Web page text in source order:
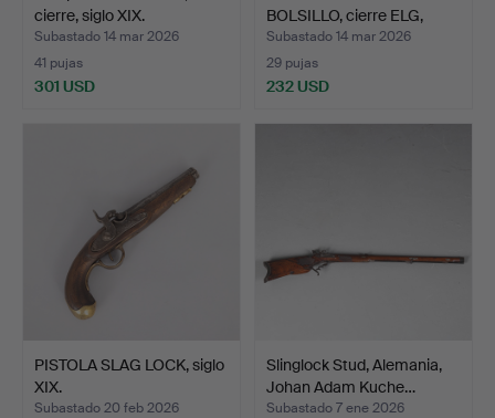
cierre, siglo XIX.
Subastado 14 mar 2026
41 pujas
301 USD
BOLSILLO, cierre ELG,
Bélgi…
Subastado 14 mar 2026
29 pujas
232 USD
PISTOLA SLAG LOCK, siglo
XIX.
Subastado 20 feb 2026
Slinglock Stud, Alemania,
Johan Adam Kuche…
Subastado 7 ene 2026